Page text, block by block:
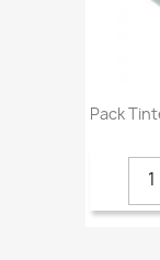
Pack